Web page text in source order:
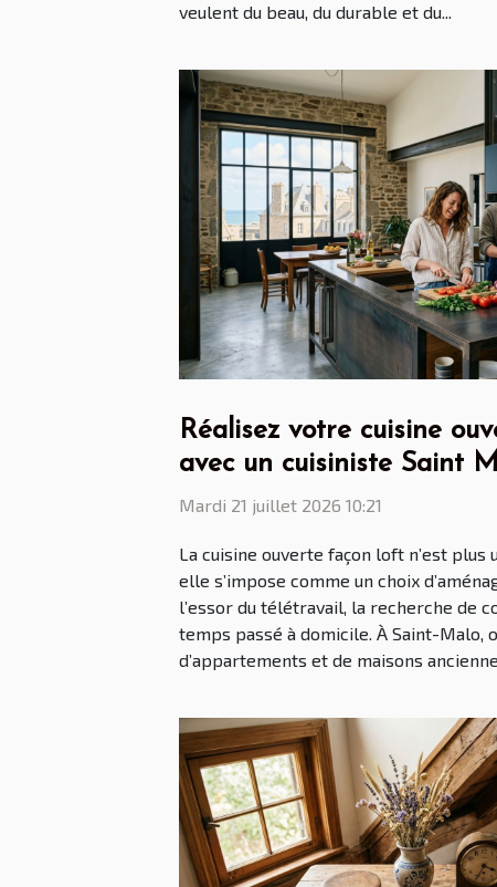
veulent du beau, du durable et du...
Réalisez votre cuisine
avec un cuisiniste Saint
Mardi 21 juillet 2026 10:21
La cuisine ouverte façon loft n’est plus
elle s’impose comme un choix
l’essor du télétravail, la recherche de
temps passé à domicile. À Saint-Malo,
d’appartements et de maisons